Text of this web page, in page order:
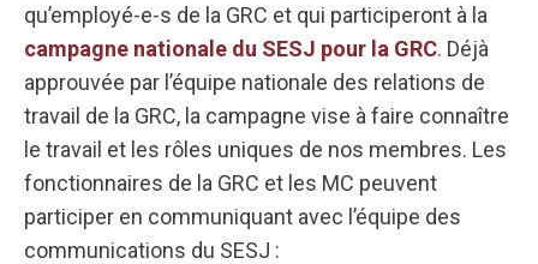
qu’employé-e-s de la GRC et qui participeront à la
campagne nationale du SESJ pour la GRC. Déjà
approuvée par l’équipe nationale des relations de
travail de la GRC, la campagne vise à faire connaître
le travail et les rôles uniques de nos membres. Les
fonctionnaires de la GRC et les MC peuvent
participer en communiquant avec l’équipe des
communications du SESJ :